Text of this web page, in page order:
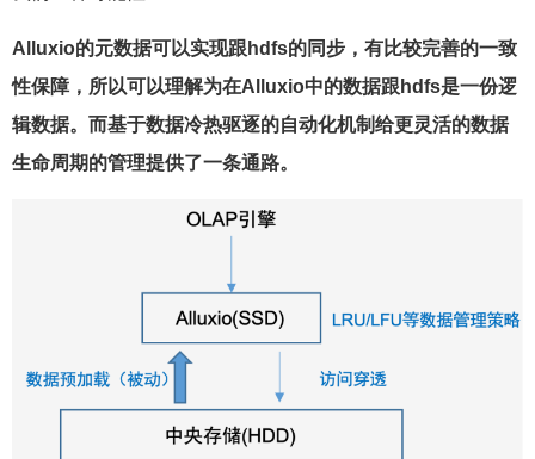
Alluxio 的元数据可以实现跟hdfs的同步，有比较完善的一致
性保障，所以可以理解为在 Alluxio 中的数据跟hdfs是一份逻
辑数据。而基于数据冷热驱逐的自动化机制给更灵活的数据
生命周期的管理提供了一条通路。